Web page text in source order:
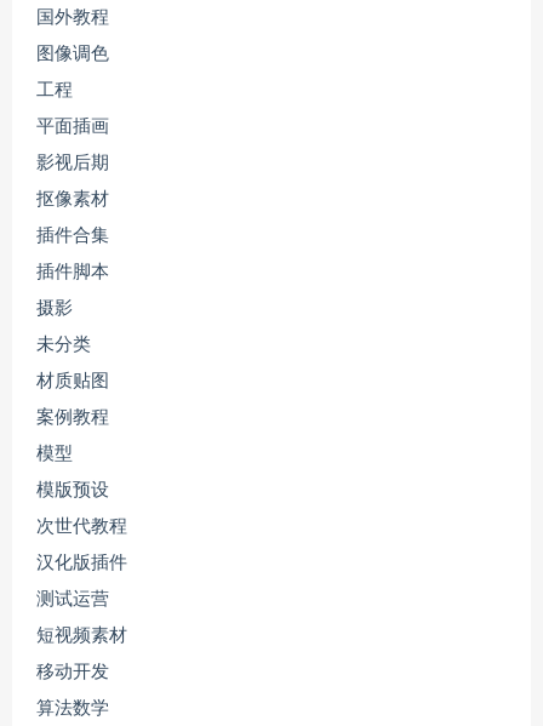
国外教程
图像调色
工程
平面插画
影视后期
抠像素材
插件合集
插件脚本
摄影
未分类
材质贴图
案例教程
模型
模版预设
次世代教程
汉化版插件
测试运营
短视频素材
移动开发
算法数学